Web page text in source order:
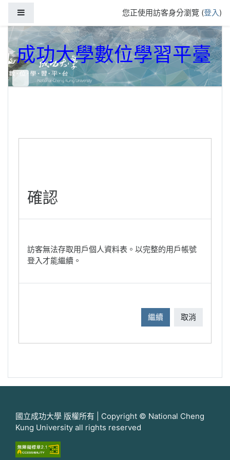
您正使用訪客身分瀏覽 (登入)
成功大學數位學習平臺
確認
訪客無法存取用戶個人資料表。以完整的用戶帳號
登入才能繼續。
繼續 取消
國立成功大學 版權所有 | Copyright © National Cheng
Kung University all rights reserved